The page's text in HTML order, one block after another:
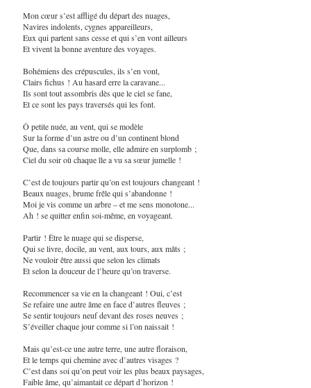
Mon cœur s’est affligé du départ des nuages,
Navires indolents, cygnes appareilleurs,
Eux qui partent sans cesse et qui s’en vont ailleurs
Et vivent la bonne aventure des voyages.
Bohémiens des crépuscules, ils s’en vont,
Clairs fichus ! Au hasard erre la caravane...
Ils sont tout assombris dès que le ciel se fane,
Et ce sont les pays traversés qui les font.
Ô petite nuée, au vent, qui se modèle
Sur la forme d’un astre ou d’un continent blond
Que, dans sa course molle, elle admire en surplomb ;
Ciel du soir où chaque île a vu sa sœur jumelle !
C’est de toujours partir qu’on est toujours changeant !
Beaux nuages, brume frêle qui s’abandonne !
Moi je vis comme un arbre – et me sens monotone...
Ah ! se quitter enfin soi-même, en voyageant.
Partir ! Être le nuage qui se disperse,
Qui se livre, docile, au vent, aux tours, aux mâts ;
Ne vouloir être aussi que selon les climats
Et selon la douceur de l’heure qu’on traverse.
Recommencer sa vie en la changeant ! Oui, c’est
Se refaire une autre âme en face d’autres fleuves ;
Se sentir toujours neuf devant des roses neuves ;
S’éveiller chaque jour comme si l’on naissait !
Mais qu’est-ce une autre terre, une autre floraison,
Et le temps qui chemine avec d’autres visages ?
C’est dans soi qu’on peut voir les plus beaux paysages,
Faible âme, qu’aimantait ce départ d’horizon !